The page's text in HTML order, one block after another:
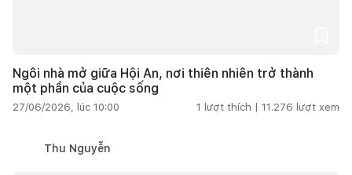
Ngôi nhà mở giữa Hội An, nơi thiên nhiên trở thành
một phần của cuộc sống
27/06/2026, lúc 10:00 1 lượt thích | 11.276 lượt xem
Thu Nguyễn